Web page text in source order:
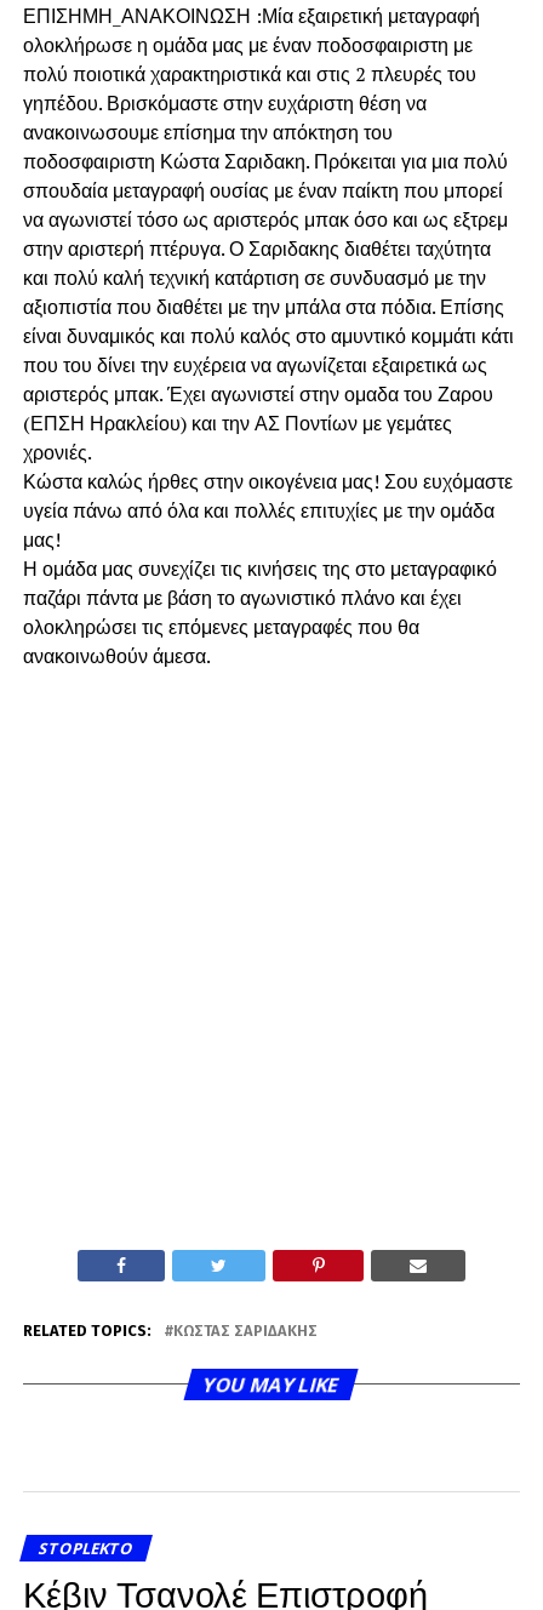
ΕΠΙΣΗΜΗ_ΑΝΑΚΟΙΝΩΣΗ :Μία εξαιρετική μεταγραφή
ολοκλήρωσε η ομάδα μας με έναν ποδοσφαιριστη με
πολύ ποιοτικά χαρακτηριστικά και στις 2 πλευρές του
γηπέδου. Βρισκόμαστε στην ευχάριστη θέση να
ανακοινωσουμε επίσημα την απόκτηση του
ποδοσφαιριστη Κώστα Σαριδακη. Πρόκειται για μια πολύ
σπουδαία μεταγραφή ουσίας με έναν παίκτη που μπορεί
να αγωνιστεί τόσο ως αριστερός μπακ όσο και ως εξτρεμ
στην αριστερή πτέρυγα. Ο Σαριδακης διαθέτει ταχύτητα
και πολύ καλή τεχνική κατάρτιση σε συνδυασμό με την
αξιοπιστία που διαθέτει με την μπάλα στα πόδια. Επίσης
είναι δυναμικός και πολύ καλός στο αμυντικό κομμάτι κάτι
που του δίνει την ευχέρεια να αγωνίζεται εξαιρετικά ως
αριστερός μπακ. Έχει αγωνιστεί στην ομαδα του Ζαρου
(ΕΠΣΗ Ηρακλείου) και την ΑΣ Ποντίων με γεμάτες
χρονιές.
Κώστα καλώς ήρθες στην οικογένεια μας! Σου ευχόμαστε
υγεία πάνω από όλα και πολλές επιτυχίες με την ομάδα
μας!
Η ομάδα μας συνεχίζει τις κινήσεις της στο μεταγραφικό
παζάρι πάντα με βάση το αγωνιστικό πλάνο και έχει
ολοκληρώσει τις επόμενες μεταγραφές που θα
ανακοινωθούν άμεσα.
RELATED TOPICS: ΚΏΣΤΑΣ ΣΑΡΙΔΆΚΗΣ
YOU MAY LIKE
STOPLEKTO
Κέβιν Τσανολέ Επιστροφή